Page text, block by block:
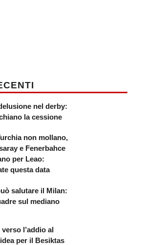
nel derby:
la cessione
non mollano,
e Fenerbahce
per Leao:
questa data
salutare il Milan:
sul mediano
verso l’addio al
per il Besiktas